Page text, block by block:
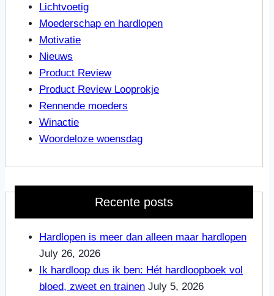
Lichtvoetig
Moederschap en hardlopen
Motivatie
Nieuws
Product Review
Product Review Looprokje
Rennende moeders
Winactie
Woordeloze woensdag
Recente posts
Hardlopen is meer dan alleen maar hardlopen
July 26, 2026
Ik hardloop dus ik ben: Hét hardloopboek vol
bloed, zweet en trainen July 5, 2026